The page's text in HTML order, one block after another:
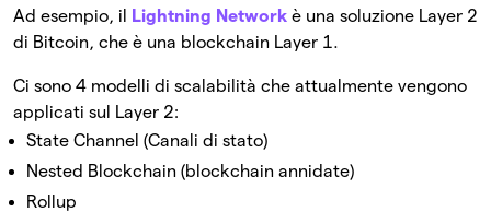
Ad esempio, il Lightning Network è una soluzione Layer 2
di Bitcoin, che è una blockchain Layer 1.
Ci sono 4 modelli di scalabilità che attualmente vengono
applicati sul Layer 2:
State Channel (Canali di stato)
Nested Blockchain (blockchain annidate)
Rollup